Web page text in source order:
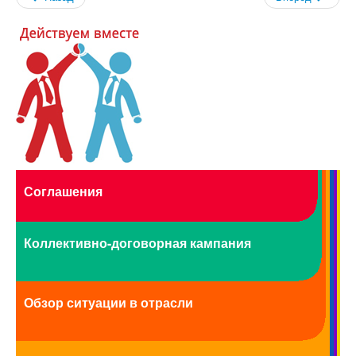
Все для Победы
Направления работы
Охрана труда
Социально-трудовые отношения
Отраслевое соглашение по машиностроительному
комплексу РФ
Коллективно-договорная кампания
Обзор ситуации в отрасли
Динамика средней заработной в отрасли
Средняя заработная на предприятиях отрасли
Профстандарты
Комиссия по социально-экономическим вопросам
Судебная практика
Организационная работа
Председатель Профсоюза, заместители Председателя
Соглашения
Коллективно-договорная кампания
Обзор ситуации в отрасли